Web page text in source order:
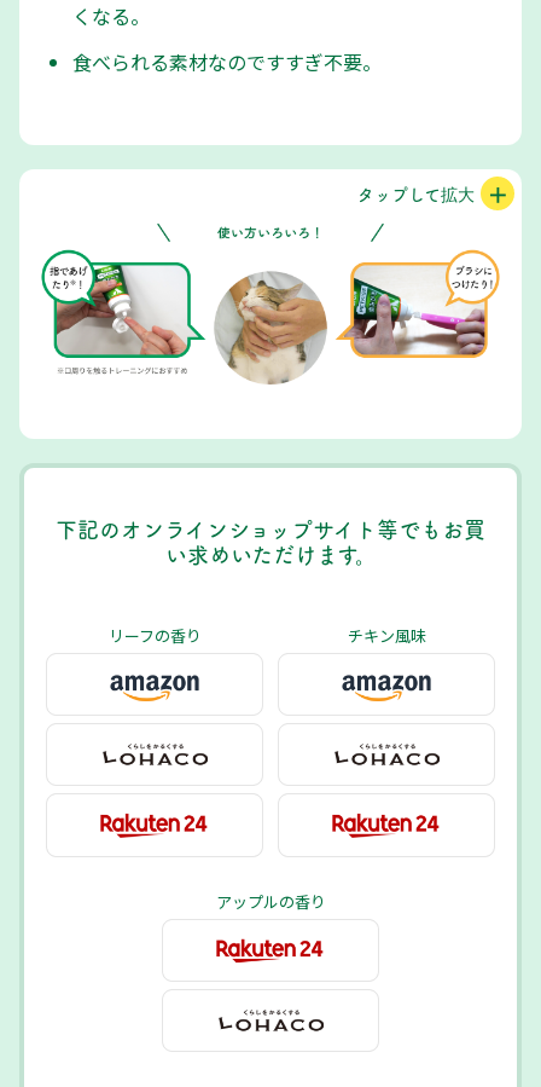
くなる。
食べられる素材なのですすぎ不要。
下記のオンラインショップサイト等でもお買
い求めいただけます。
リーフの香り チキン風味
アップルの香り